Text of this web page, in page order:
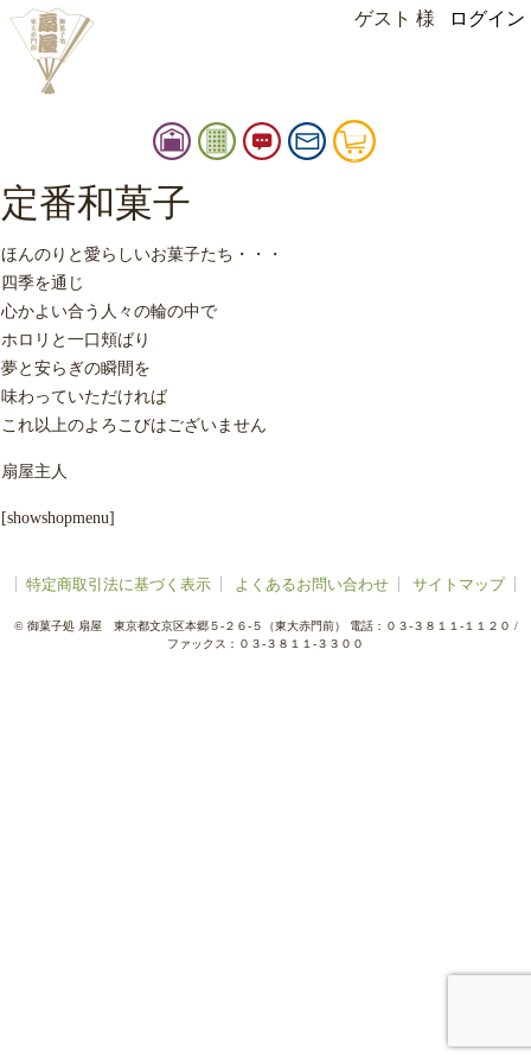
扇屋
ゲスト 様 ログイン
扇
屋
報
御
品
お
知
お
問
定番和菓子
ほんのりと愛らしいお菓子たち・・・
四季を通じ
心かよい合う人々の輪の中で
ホロリと一口頬ばり
夢と安らぎの瞬間を
味わっていただければ
これ以上のよろこびはございません
扇屋主人
[showshopmenu]
特定商取引法に基づく表示 よくあるお問い合わせ サイトマップ
© 御菓子処 扇屋 東京都文京区本郷５-２６-５（東大赤門前） 電話：０３-３８１１-１１２０ /
ファックス：０３-３８１１-３３００
facebook